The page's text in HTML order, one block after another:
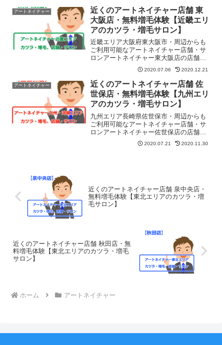
無料お試しや無料増毛体験もコチラでご
予約できます。甲府駅南口から徒歩6分
アートネイチャー
近くのアートネイチャー店舗 東
大阪店・無料増毛体験【近畿エリ
アのカツラ・増毛サロン】
近畿エリア大阪府東大阪市・周辺からも
ご利用可能なアートネイチャー店舗・サ
ロンアートネイチャー東大阪店の店舗情
報・地図・住所・予約・営業日・定休
日・営業時間などを紹介しています。無
料お試しや無料増毛体験もコチラでご予
約できます。近鉄線布施駅北出口より徒
歩2分
2020.07.06 2020.12.21
アートネイチャー
近くのアートネイチャー店舗 佐
世保店・無料増毛体験【九州エリ
アのカツラ・増毛サロン】
九州エリア長崎県佐世保市・周辺からも
ご利用可能なアートネイチャー店舗・サ
ロンアートネイチャー佐世保店の店舗情
報・地図・住所・予約・営業日・定休
日・営業時間などを紹介しています。無
2020.07.21 2020.11.30
近くのアートネイチャー店舗 泉中央店・
無料増毛体験【東北エリアのカツラ・増
毛サロン】
近くのアートネイチャー店舗 秋田店・無
料増毛体験【東北エリアのカツラ・増毛
サロン】
ホーム アートネイチャー